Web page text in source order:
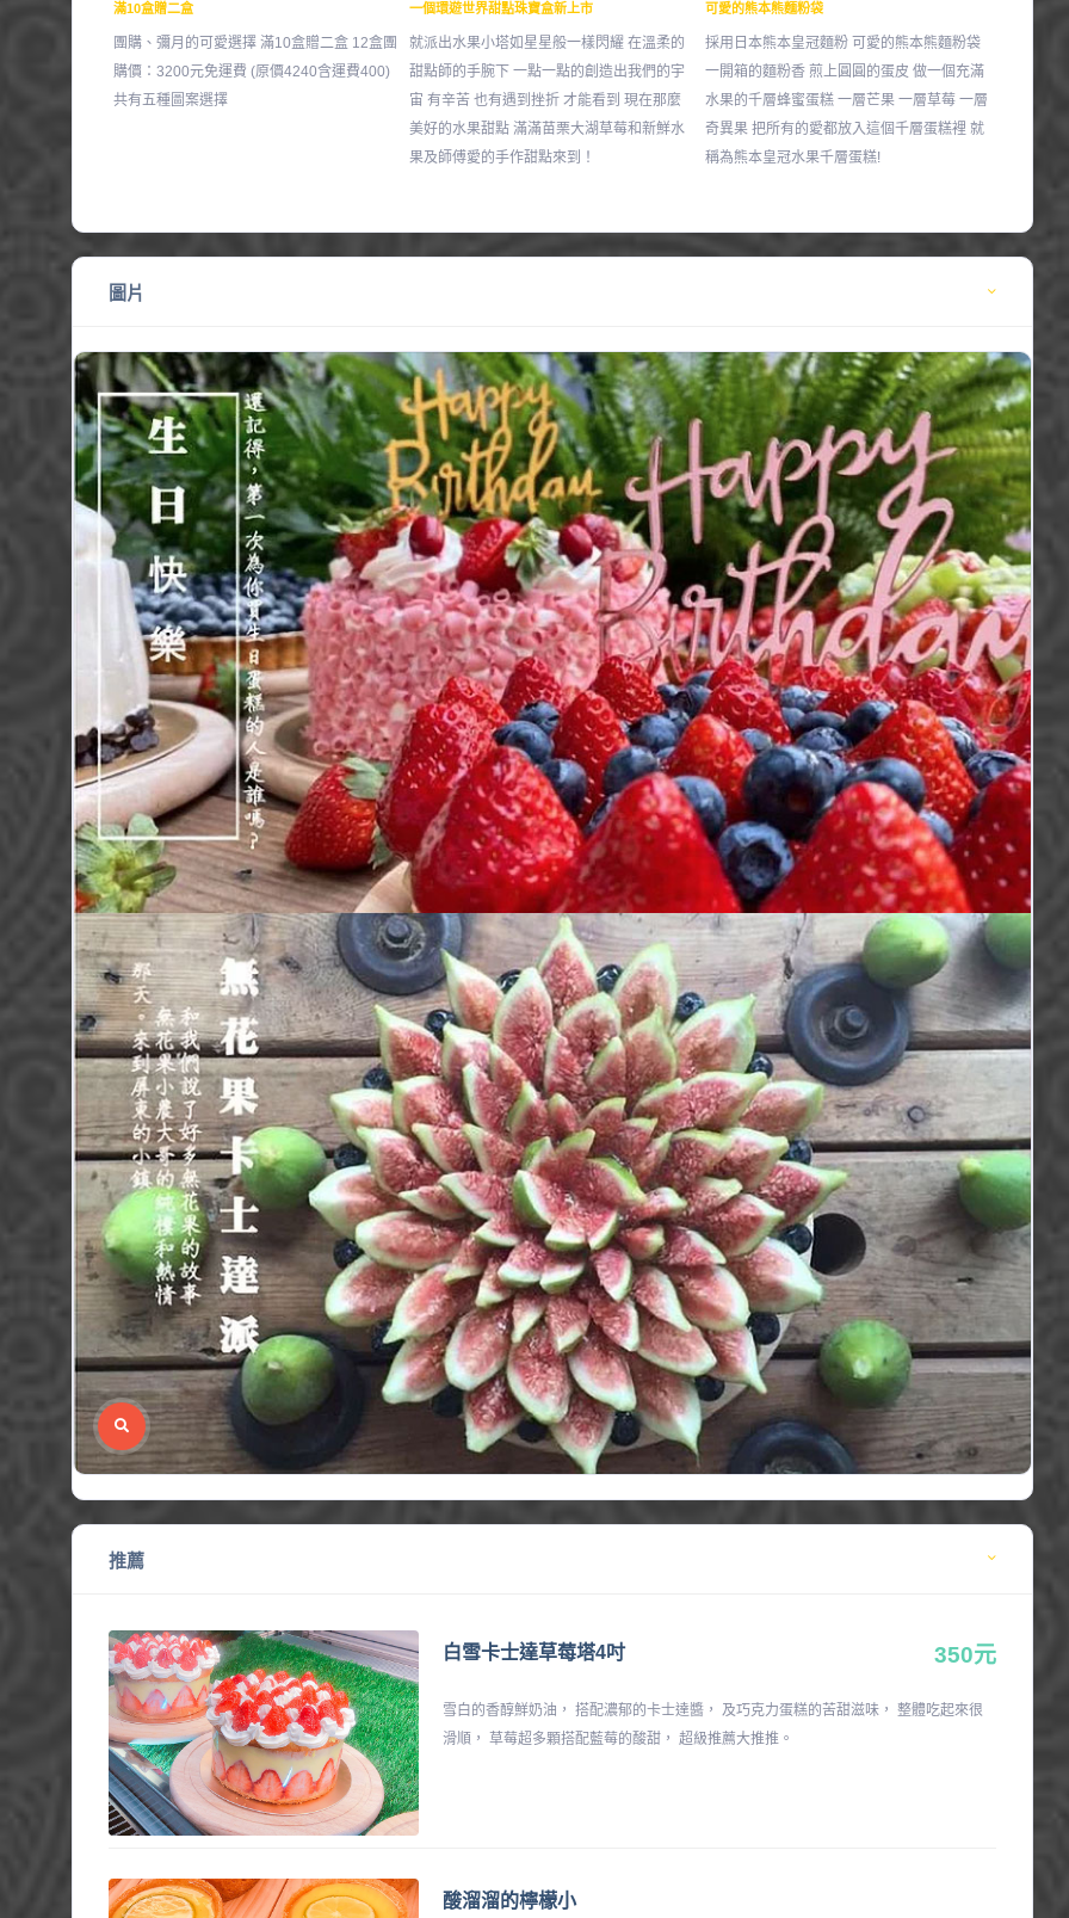
滿10盒贈二盒
團購、彌月的可愛選擇 滿10盒贈二盒 12盒團
購價：3200元免運費 (原價4240含運費400)
共有五種圖案選擇
一個環遊世界甜點珠寶盒新上市
就派出水果小塔如星星般一樣閃耀 在溫柔的
甜點師的手腕下 一點一點的創造出我們的宇
宙 有辛苦 也有遇到挫折 才能看到 現在那麼
美好的水果甜點 滿滿苗栗大湖草莓和新鮮水
果及師傅愛的手作甜點來到！
可愛的熊本熊麵粉袋
採用日本熊本皇冠麵粉 可愛的熊本熊麵粉袋
一開箱的麵粉香 煎上圓圓的蛋皮 做一個充滿
水果的千層蜂蜜蛋糕 一層芒果 一層草莓 一層
奇異果 把所有的愛都放入這個千層蛋糕裡 就
稱為熊本皇冠水果千層蛋糕!
圖片
推薦
350元
白雪卡士達草莓塔4吋
雪白的香醇鮮奶油， 搭配濃郁的卡士達醬， 及巧克力蛋糕的苦甜滋味， 整體吃起來很
滑順， 草莓超多顆搭配藍莓的酸甜， 超級推薦大推推。
酸溜溜的檸檬小